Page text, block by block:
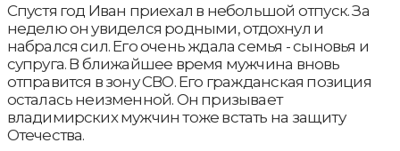
Спустя год Иван приехал в небольшой отпуск. За
неделю он увиделся родными, отдохнул и
набрался сил. Его очень ждала семья - сыновья и
супруга. В ближайшее время мужчина вновь
отправится в зону СВО. Его гражданская позиция
осталась неизменной. Он призывает
владимирских мужчин тоже встать на защиту
Отечества.